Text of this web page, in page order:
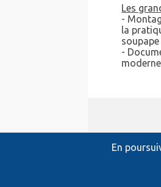
En
Les
-
la
-
moderne